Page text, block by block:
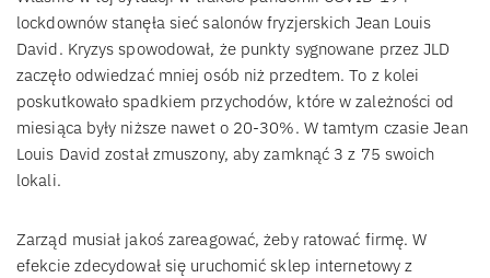
lockdownów stanęła sieć salonów fryzjerskich Jean Louis
David. Kryzys spowodował, że punkty sygnowane przez JLD
zaczęło odwiedzać mniej osób niż przedtem. To z kolei
poskutkowało spadkiem przychodów, które w zależności od
miesiąca były niższe nawet o 20-30%. W tamtym czasie Jean
Louis David został zmuszony, aby zamknąć 3 z 75 swoich
lokali.
Zarząd musiał jakoś zareagować, żeby ratować firmę. W
efekcie zdecydował się uruchomić sklep internetowy z